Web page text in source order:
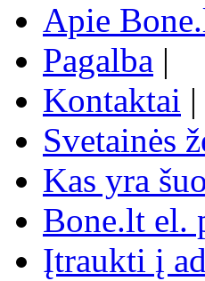
Apie
Pagalba |
Kontaktai |
Svetainės
Kas yra
Bone.lt el.
Įtraukti į